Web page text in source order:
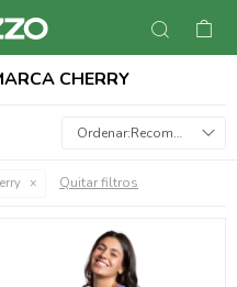
CHERRY
Recomendados
Quitar filtros